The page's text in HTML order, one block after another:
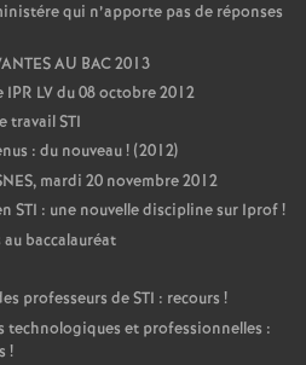
qui n’apporte pas de réponses
AU BAC 2013
LV du 08 octobre 2012
travail STI
: du nouveau! (2012)
mardi 20 novembre 2012
STI : une nouvelle discipline sur Iprof!
baccalauréat
professeurs de STI : recours !
technologiques et professionnelles :
!